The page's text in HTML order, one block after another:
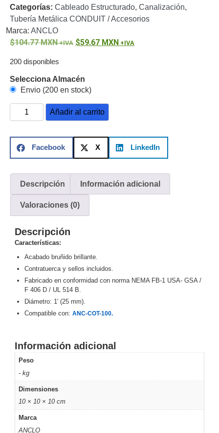
o
Refacciones Probadores
de
VideoTransceptores
de Video
Conectores
Adaptador
a
RCA
Audio
VideoCable
Coaxial y
ConectoresCables
Armados -
CoaxialCategoría
5eFibra
ÓpticaPara
y
Electricidad
Tipo
CaPTelefónicoVGA
/ DVI /
HDMI
Cámaras
IP y NVRs
(Anticorrosión)Antiexplosión
de
VideoCubo
/ Eyeball /
Turret
Categorías: Cableado Estructurado, Canalización,
Tubería Metálica CONDUIT / Accesorios
Marca: ANCLO
104.77MXN 59.67 MXN
200 disponibles
Selecciona Almacén
Envio (200 en stock)
Añadir al carrito
Facebook X LinkedIn
Descripción Información adicional
Valoraciones (0)
Descripción
Características:
Acabado bruñido brillante.
Contratuerca y sellos incluidos.
Fabricado en conformidad con norma NEMA FB-1 USA- GSA /
F 406 D / UL 514 B.
Diámetro: 1′ (25 mm).
Compatible con: ANC-COT-100.
Información adicional
Peso
- kg
Dimensiones
10 × 10 × 10 cm
Marca
ANCLO